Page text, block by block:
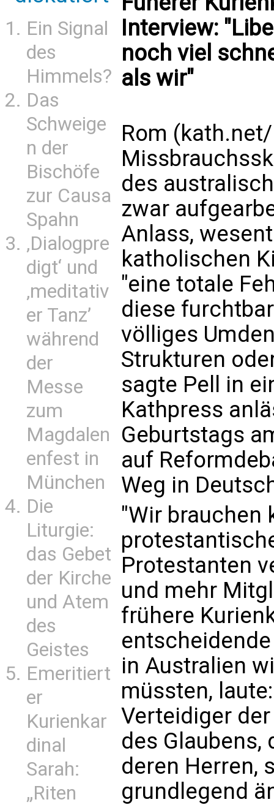
Ein Signal
des
Himmels?
Das
Schweige
n der
Bischöfe
zur Causa
Spahn
‚Dialogpre
digt‘ und
‚meditativ
er Tanz’
während
der
Messe
zum
Magdalen
enfest in
München
Die
Liturgie:
das Gebet
der Kirche
und Atem
des
Geistes
Emeritiert
er
Kurienkar
dinal
Sarah:
„Riten
Interview:
noch viel
als wir"
Rom
des
zwar
Anlass,
katholischen
"eine totale
diese
völliges
Strukturen
sagte Pell in
Kathpress
Geburtstags
auf
Weg in
"Wir brauchen
Protestanten
und mehr
frühere
in Australien
müssten,
Verteidiger
des Glaubens,
deren Herren,
grundlegend